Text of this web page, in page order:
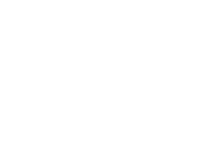
ФАСОЛЬ
ПРАЗДНИКОВ
СЕРТИФИКАТЫ